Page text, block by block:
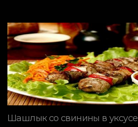
Шашлык со свинины в уксусе